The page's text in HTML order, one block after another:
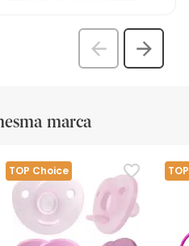
Anterior
marca
TOP Choice